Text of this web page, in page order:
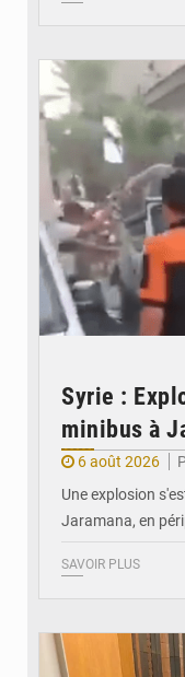
Syrie :
minibus à
6 août 2026
Une explosion
Jaramana, en
SAVOIR PLUS